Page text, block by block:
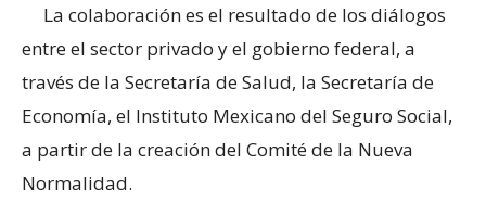
La colaboración es el resultado de los diálogos
entre el sector privado y el gobierno federal, a
través de la Secretaría de Salud, la Secretaría de
Economía, el Instituto Mexicano del Seguro Social,
a partir de la creación del Comité de la Nueva
Normalidad.